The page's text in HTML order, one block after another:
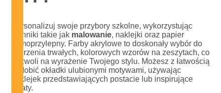
Personalizuj swoje przybory szkolne, wykorzystując
techniki takie jak malowanie, naklejki oraz papier
samoprzylepny. Farby akrylowe to doskonały wybór do
tworzenia trwałych, kolorowych wzorów na zeszytach, co
pozwoli na wyrażenie Twojego stylu. Możesz z łatwością
ozdobić okładki ulubionymi motywami, używając
naklejek przedstawiających postacie lub inspirujące
cytaty.